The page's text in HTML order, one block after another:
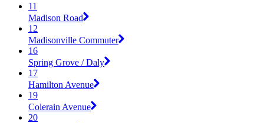
11
Madison Road
12
Madisonville Commuter
16
Spring Grove / Daly
17
Hamilton Avenue
19
Colerain Avenue
20